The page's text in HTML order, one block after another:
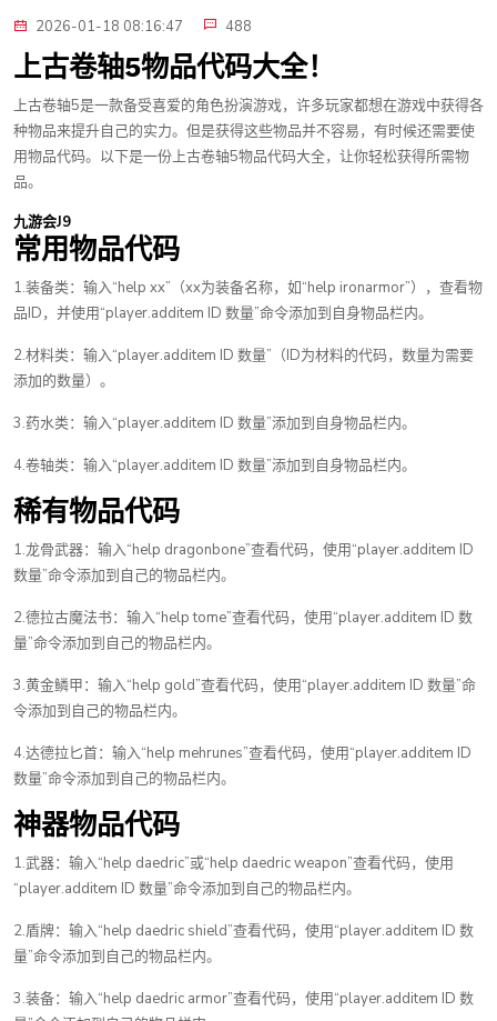
2026-01-18 08:16:47 488
上古卷轴5物品代码大全！
上古卷轴5是一款备受喜爱的角色扮演游戏，许多玩家都想在游戏中获得各
种物品来提升自己的实力。但是获得这些物品并不容易，有时候还需要使
用物品代码。以下是一份上古卷轴5物品代码大全，让你轻松获得所需物
品。
九游会J9
常用物品代码
1.装备类：输入“help xx”（xx为装备名称，如“help ironarmor”），查看物
品ID，并使用“player.additem ID 数量”命令添加到自身物品栏内。
2.材料类：输入“player.additem ID 数量”（ID为材料的代码，数量为需要
添加的数量）。
3.药水类：输入“player.additem ID 数量”添加到自身物品栏内。
4.卷轴类：输入“player.additem ID 数量”添加到自身物品栏内。
稀有物品代码
1.龙骨武器：输入“help dragonbone”查看代码，使用“player.additem ID
数量”命令添加到自己的物品栏内。
2.德拉古魔法书：输入“help tome”查看代码，使用“player.additem ID 数
量”命令添加到自己的物品栏内。
3.黄金鳞甲：输入“help gold”查看代码，使用“player.additem ID 数量”命
令添加到自己的物品栏内。
4.达德拉匕首：输入“help mehrunes”查看代码，使用“player.additem ID
数量”命令添加到自己的物品栏内。
神器物品代码
1.武器：输入“help daedric”或“help daedric weapon”查看代码，使用
“player.additem ID 数量”命令添加到自己的物品栏内。
2.盾牌：输入“help daedric shield”查看代码，使用“player.additem ID 数
量”命令添加到自己的物品栏内。
3.装备：输入“help daedric armor”查看代码，使用“player.additem ID 数